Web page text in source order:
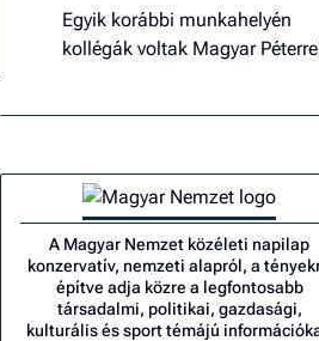
Egyik korábbi munkahelyén
kollégák voltak Magyar
A Magyar Nemzet közéleti napilap
konzervatív, nemzeti alapról, a
építve adja közre a legfontosabb
társadalmi, politikai, gazdasági,
kulturális és sport témájú